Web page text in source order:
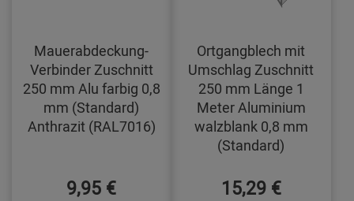
Mauerabdeckung-
Verbinder Zuschnitt
250 mm Alu farbig 0,8
mm (Standard)
Anthrazit (RAL7016)
9,95 €
Ortgangblech mit
Umschlag Zuschnitt
250 mm Länge 1
Meter Aluminium
walzblank 0,8 mm
(Standard)
15,29 €